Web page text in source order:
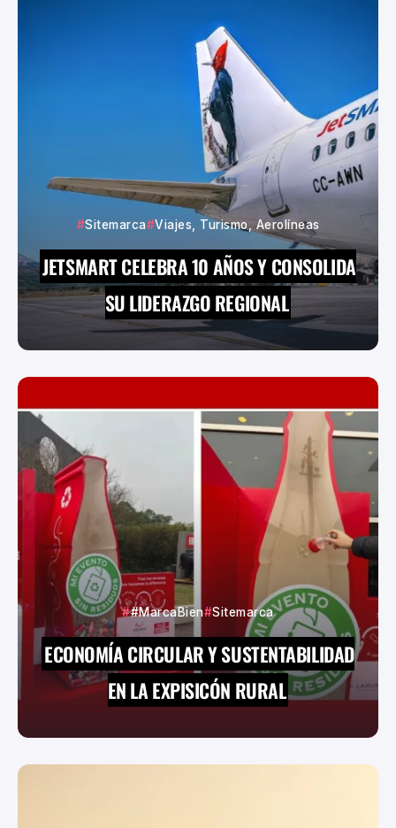
Sitemarca Viajes, Turismo, Aerolíneas
JETSMART CELEBRA 10 AÑOS Y CONSOLIDA
SU LIDERAZGO REGIONAL
#MarcaBien Sitemarca
ECONOMÍA CIRCULAR Y SUSTENTABILIDAD
EN LA EXPISICÓN RURAL